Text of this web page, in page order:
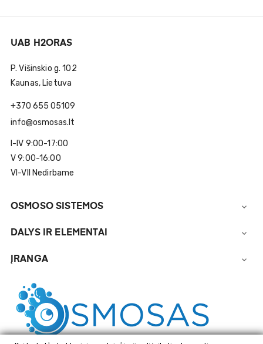
UAB H2ORAS
P. Višinskio g. 102
Kaunas, Lietuva
+370 655 05109
info@osmosas.lt
I-IV 9:00-17:00
V 9:00-16:00
VI-VII Nedirbame
OSMOSO SISTEMOS 
DALYS IR ELEMENTAI 
ĮRANGA 